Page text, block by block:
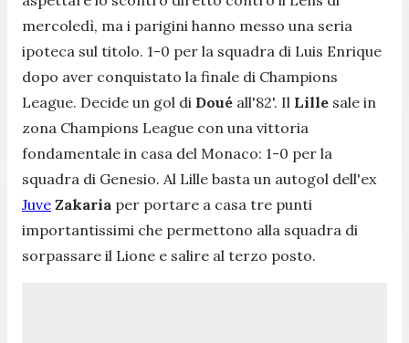
mercoledì, ma i parigini hanno messo una seria
ipoteca sul titolo. 1-0 per la squadra di Luis Enrique
dopo aver conquistato la finale di Champions
League. Decide un gol di Doué all'82'. Il Lille sale in
zona Champions League con una vittoria
fondamentale in casa del Monaco: 1-0 per la
squadra di Genesio. Al Lille basta un autogol dell'ex
Juve Zakaria per portare a casa tre punti
importantissimi che permettono alla squadra di
sorpassare il Lione e salire al terzo posto.